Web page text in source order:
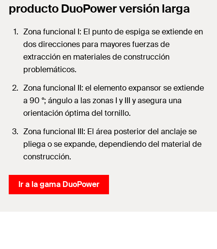
producto DuoPower versión larga
Zona funcional I: El punto de espiga se extiende en
dos direcciones para mayores fuerzas de
extracción en materiales de construcción
problemáticos.
Zona funcional II: el elemento expansor se extiende
a 90 °; ángulo a las zonas I y III y asegura una
orientación óptima del tornillo.
Zona funcional III: El área posterior del anclaje se
pliega o se expande, dependiendo del material de
construcción.
Ir a la gama DuoPower